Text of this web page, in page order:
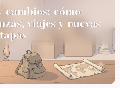
cambios: cómo
viajes y nuevas